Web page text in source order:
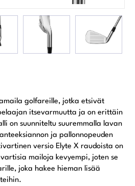
golfareille, jotka etsivät
itsevarmuutta ja on erittäin
on suunniteltu suuremmalla lavan
ja pallonnopeuden
versio Elyte X raudoista on
mailoja kevyempi, joten se
joka hakee hieman lisää